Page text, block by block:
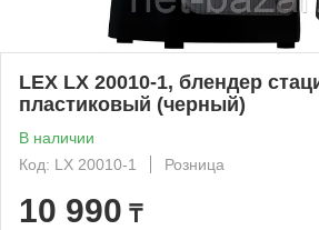
LEX LX 20010-1, блендер
пластиковый (черный)
В наличии
Код: LX 20010-1
Розница
10 990 ₸